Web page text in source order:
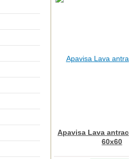
Apavisa Lava
60x60